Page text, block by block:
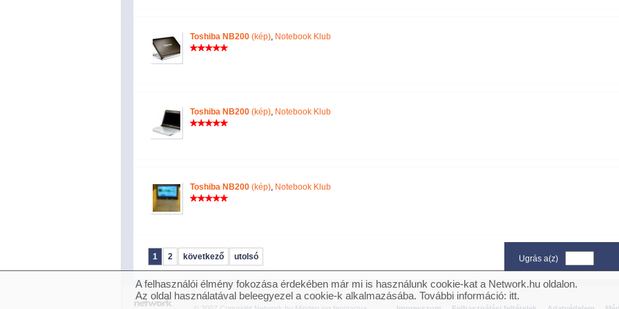
Toshiba NB200 (kép), Notebook Klub
Toshiba NB200 (kép), Notebook Klub
Toshiba NB200 (kép), Notebook Klub
Ugrás a(z)
oldalra
1 2 következő utolsó
A felhasználói élmény fokozása érdekében már mi is használunk cookie-kat a Network.hu oldalon.
Az oldal használatával beleegyezel a cookie-k alkalmazásába. További információ: itt.